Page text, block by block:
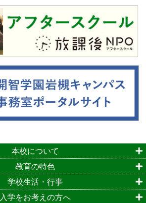
本校について
教育の特色
学校生活・行事
入学をお考えの方へ